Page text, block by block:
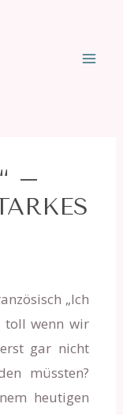
–
„Ich
toll wenn wir
gar nicht
müssten?
heutigen